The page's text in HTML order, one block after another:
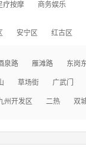
疗按摩 商务娱乐
安宁区 红古区
泉路 雁滩路 东岗
草场街 广武门
州开发区 二热 双